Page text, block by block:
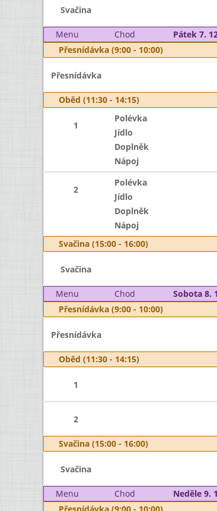
Svačina
Menu Chod Pátek 7.
Přesnídávka (9:00 - 10:00)
Přesnídávka
Oběd (11:30 - 14:15)
1
Polévka
Jídlo
Doplněk
Nápoj
2
Polévka
Jídlo
Doplněk
Nápoj
Svačina (15:00 - 16:00)
Svačina
Menu Chod
Sobota 8.
Přesnídávka (9:00 - 10:00)
Přesnídávka
Oběd (11:30 - 14:15)
1
2
Svačina (15:00 - 16:00)
Svačina
Menu Chod
Neděle 9.